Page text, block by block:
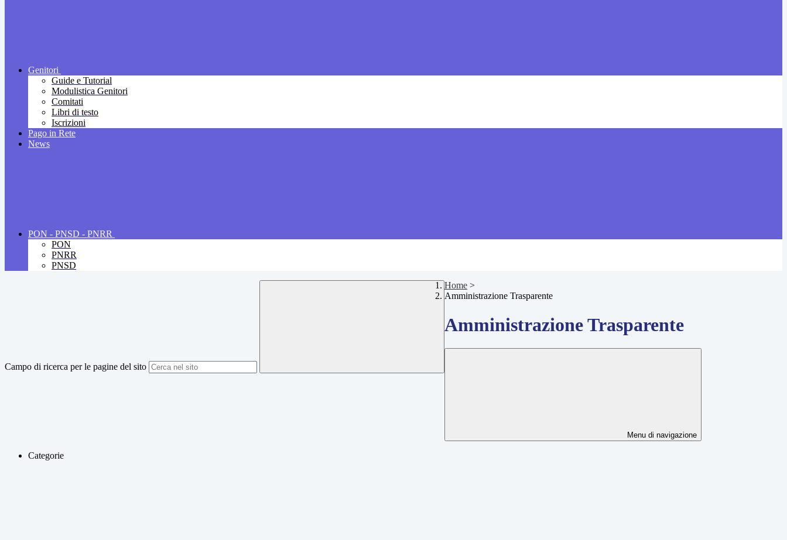
Genitori
Guide e Tutorial
Modulistica Genitori
Comitati
Libri di testo
Iscrizioni
Pago in Rete
News
PON - PNSD - PNRR
PON
PNRR
PNSD
Campo di ricerca per le pagine del sito
Home >
Amministrazione Trasparente
Amministrazione Trasparente
Menu di navigazione
Categorie